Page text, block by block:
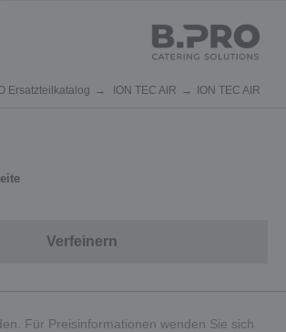
Ersatzteilkatalog ION TEC AIR ION TEC AIR
Verfeinern
Für Preisinformationen wenden Sie sich